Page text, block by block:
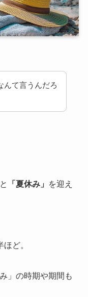
んて言うんだろ
「夏休み」
を迎え
ど。
」の時期や期間も